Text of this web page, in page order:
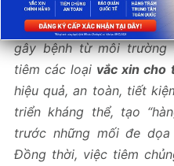
Trong giai đoạn đầu đời,
yếu, chưa đủ khả năng
gây bệnh từ môi trường
tiêm các loại vắc xin cho
hiệu quả, an toàn, tiết
triển kháng thể, tạo
trước những mối đe
Đồng thời, việc tiêm